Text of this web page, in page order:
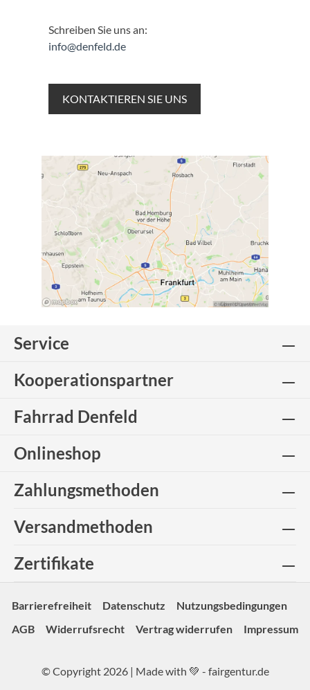
Schreiben Sie uns an:
info@denfeld.de
KONTAKTIEREN SIE UNS
Service
Kooperationspartner
Fahrrad Denfeld
Onlineshop
Zahlungsmethoden
Versandmethoden
Zertifikate
Barrierefreiheit Datenschutz
Nutzungsbedingungen
AGB
Widerrufsrecht Vertrag widerrufen Impressum
© Copyright 2026 | Made with 💚 - fairgentur.de